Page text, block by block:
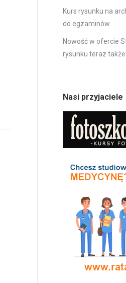
Kurs rysunku na
do egzaminów
Nowość w ofercie
rysunku teraz
Nasi przyjaciele